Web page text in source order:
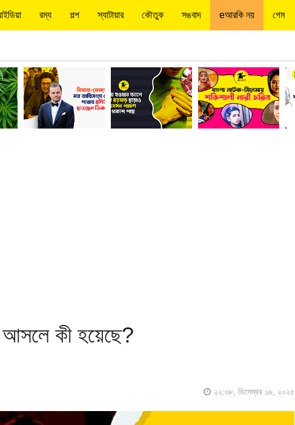
রম্য গল্প স্যাটায়ার কৌতুক সঙবাদ eআরকি নয় গেম
আসলে কী হয়েছে?
২২:৩৮, ডিসেম্বর ১৬, ২০২৫